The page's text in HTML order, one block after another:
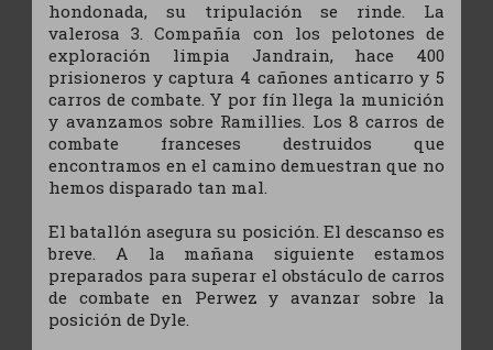
hondonada, su tripulación se rinde. La
valerosa 3. Compañía con los pelotones de
exploración limpia Jandrain, hace 400
prisioneros y captura 4 cañones anticarro y 5
carros de combate. Y por fín llega la munición
y avanzamos sobre Ramillies. Los 8 carros de
combate franceses destruidos que
encontramos en el camino demuestran que no
hemos disparado tan mal.
El batallón asegura su posición. El descanso es
breve. A la mañana siguiente estamos
preparados para superar el obstáculo de carros
de combate en Perwez y avanzar sobre la
posición de Dyle.